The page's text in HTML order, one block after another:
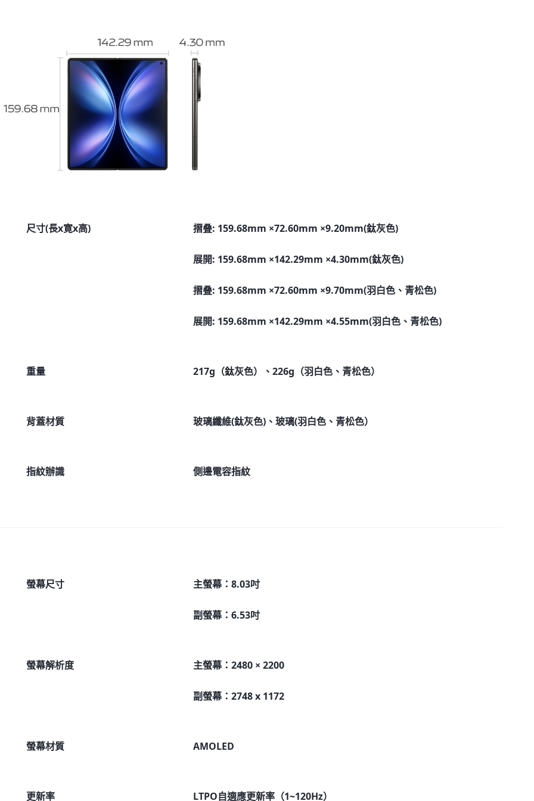
尺寸(長x寛x高) 摺叠: 159.68mm ×72.60mm ×9.20mm(鈦灰色)
展開: 159.68mm ×142.29mm ×4.30mm(鈦灰色)
摺叠: 159.68mm ×72.60mm ×9.70mm(羽白色、青松色)
展開: 159.68mm ×142.29mm ×4.55mm(羽白色、青松色)
重量 217g（鈦灰色）、226g（羽白色、青松色）
背蓋材質 玻璃纖維(鈦灰色)、玻璃(羽白色、青松色）
指紋辦識 側邊電容指紋
螢幕尺寸 主螢幕：8.03吋
副螢幕：6.53吋
螢幕解析度 主螢幕：2480 × 2200
副螢幕：2748 x 1172
螢幕材質 AMOLED
更新率 LTPO自適應更新率（1~120Hz）